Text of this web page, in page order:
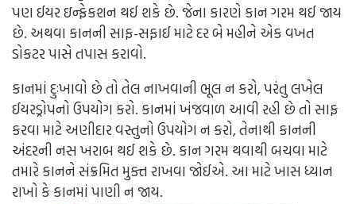
પણ ઈયર ઇન્ફેકશન થઈ શકે છે. જેના કારણે કાન ગરમ થઈ જાય
છે. અથવા કાનની સાફ-સફાઈ માટે દર બે મહીને એક વખત
ડોકટર પાસે તપાસ કરાવો.
કાનમાં દુઃખાવો છે તો તેલ નાખવાની ભૂલ ન કરો, પરંતુ લખેલ
ઈયરડ્રોપનો ઉપયોગ કરો. કાનમાં ખંજવાળ આવી રહી છે તો સાફ
કરવા માટે અણીદાર વસ્તુનો ઉપયોગ ન કરો, તેનાથી કાનની
અંદરની નસ ખરાબ થઈ શકે છે. કાન ગરમ થવાથી બચવા માટે
તમારે કાનને સંક્રમિત મુક્ત રાખવા જોઈએ. આ માટે ખાસ ધ્યાન
રાખો કે કાનમાં પાણી ન જાય.